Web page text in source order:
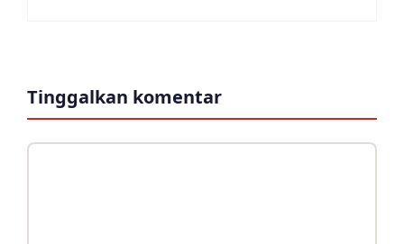
Tinggalkan komentar
Komentar
Nama
Surel
Situs